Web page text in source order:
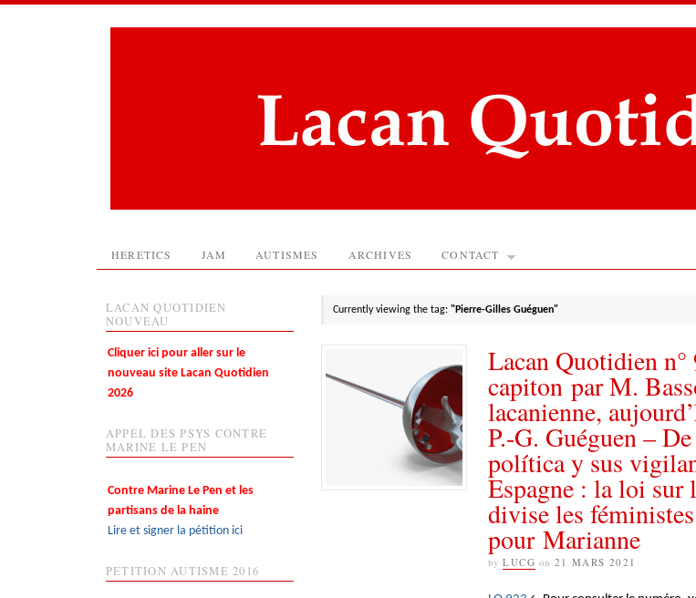
HERETICS JAM AUTISMES ARCHIVES CONTACT
Currently viewing the tag: "Pierre-Gilles Guéguen"
Lacan Quotidien
capiton par M.
lacanienne,
P.-G. Guéguen –
política y sus
Espagne : la loi sur
divise les
pour Marianne
by LUCG on 21 MARS 2021
LACAN QUOTIDIEN
NOUVEAU
Cliquer ici pour aller sur le
nouveau site Lacan Quotidien
2026
APPEL DES PSYS CONTRE
MARINE LE PEN
Contre Marine Le Pen et les
partisans de la haine
Lire et signer la pétition ici
PETITION AUTISME 2016